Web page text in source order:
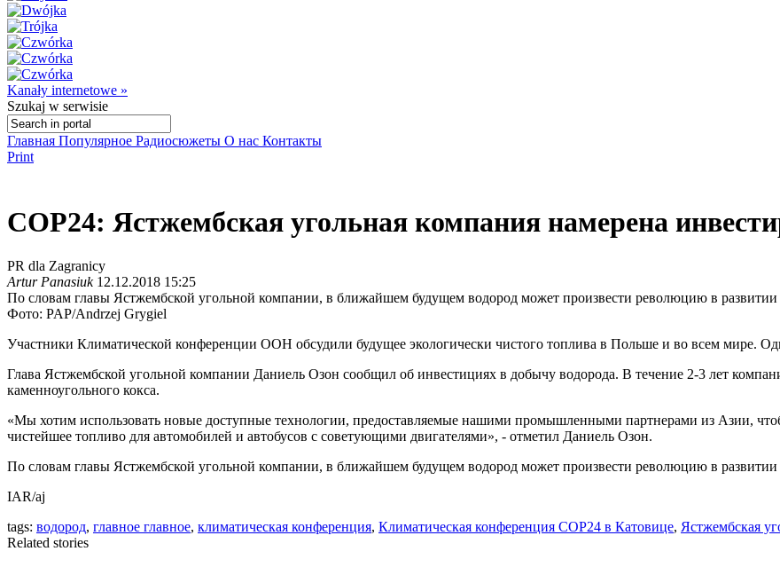
Kanały internetowe »
Szukaj w serwisie
Главная Популярное Радиосюжеты О нас Контакты
Print
COP24: Ястжембская угольная компания намерена
PR dla Zagranicy
Artur Panasiuk12.12.2018 15:25
По словам главы Ястжембской угольной компании, в ближайшем будущем водород может произвести революцию в
Фото: PAP/Andrzej Grygiel
Участники Климатической конференции ООН обсудили будущее экологически чистого топлива в Польше и во всем мире.
Глава Ястжембской угольной компании Даниель Озон сообщил об инвестициях в добычу водорода. В течение 2-3 лет
каменноугольного кокса.
«Мы хотим использовать новые доступные технологии, предоставляемые нашими промышленными партнерами из Азии,
чистейшее топливо для автомобилей и автобусов с советующими двигателями», - отметил Даниель Озон.
По словам главы Ястжембской угольной компании, в ближайшем будущем водород может произвести революцию в
IAR/aj
tags: водород, главное главное, климатическая конференция, Климатическая конференция СОР24 в Катовице, Ястжембская
Related stories